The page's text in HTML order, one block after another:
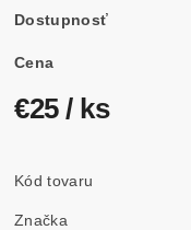
Dostupnosť
Cena
€25/ ks
Kód tovaru
Značka